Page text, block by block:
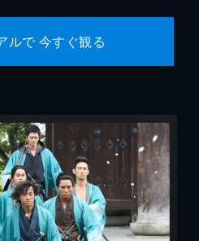
ルで 今すぐ観る